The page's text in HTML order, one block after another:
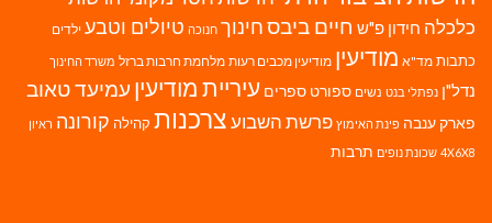
כלכלה חידון פ"ש חיים ביבסחינוך חנוכה טיולים וטבע ילדים
כתבות מד"א מודיעין מודיעין מכבים רעות מלחמת חרבות ברזל משרד החינוך
נדל"ן נפתלי בנט נשים ספורט ספרים עיריית מודיעין עמיעד טאוב
פארק ענבה פינת האימוץ פרשת השבועצרכנות קהילה קורונה ראיון
4X6X8 שכונת נופים תרבות